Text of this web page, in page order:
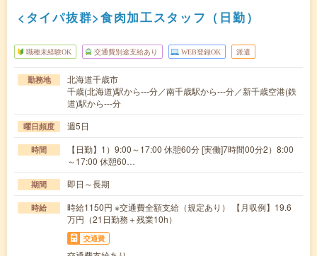
<タイパ抜群>食肉加工スタッフ（日勤）
職種未経験OK 交通費別途支給あり WEB登録OK 派遣
勤務地
北海道千歳市
千歳(北海道)駅から---分／南千歳駅から---分／新千歳空港(鉄
道)駅から---分
曜日頻度 週5日
時間
【日勤】1）9:00～17:00 休憩60分 [実働]7時間00分2）8:00
～17:00 休憩60…
期間 即日～長期
時給
時給1150円 ※交通費全額支給（規定あり） 【月収例】19.6
万円（21日勤務＋残業10h）
交通費